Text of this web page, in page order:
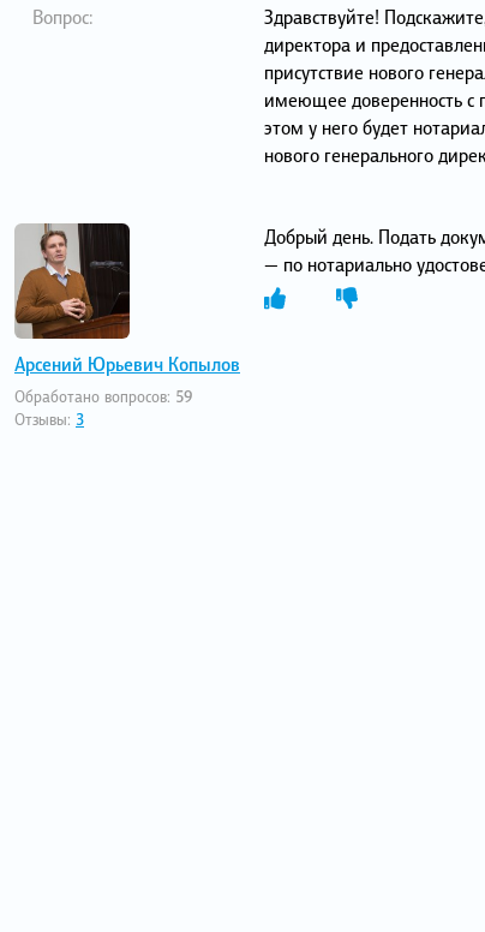
Вопрос:
Здравствуйте!
директора и
присутствие нового
имеющее доверенность с
этом у него будет
нового генерального
Арсений Юрьевич Копылов
Обработано вопросов: 59
Отзывы: 3
Добрый день. Подать
— по нотариально